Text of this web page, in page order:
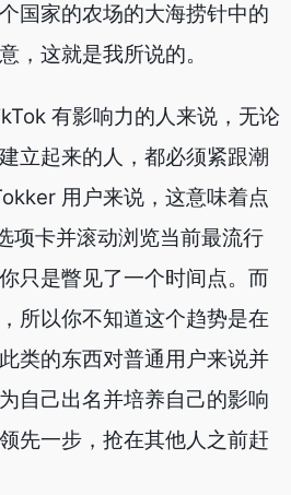
国家的农场的大海捞针中的
，这就是我所说的。
有影响力的人来说，无论
立起来的人，都必须紧跟潮
用户来说，这意味着点
项卡并滚动浏览当前最流行
只是瞥见了一个时间点。而
所以你不知道这个趋势是在
类的东西对普通用户来说并
自己出名并培养自己的影响
先一步，抢在其他人之前赶